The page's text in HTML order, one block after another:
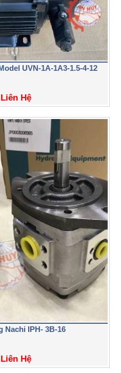
UVN-1A-1A3-1.5-4-12
Liên Hệ
Nachi IPH- 3B-16
Liên Hệ